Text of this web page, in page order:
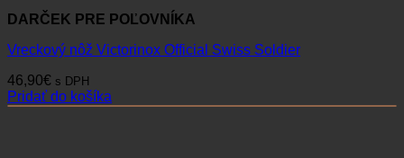
DARČEK PRE POĽOVNÍKA
Vreckový nôž Victorinox Official Swiss Soldier
46,90€ s DPH
Pridať do košíka